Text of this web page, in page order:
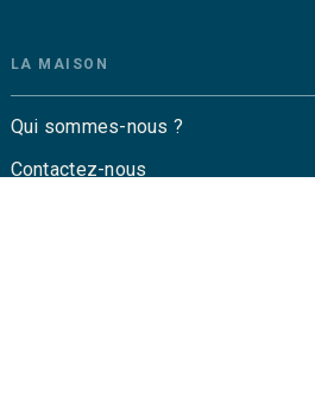
LA MAISON
Qui sommes-nous ?
Contactez-nous